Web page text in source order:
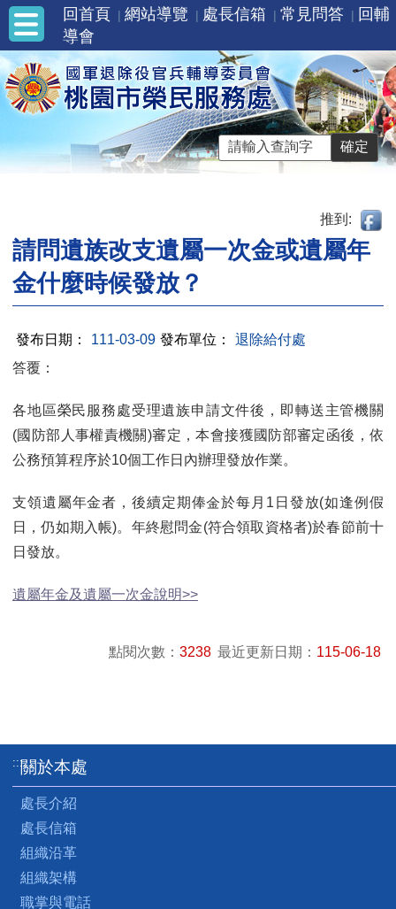
回首頁 網站導覽 處長信箱 常見問答
回輔
導會
推到:
請問遺族改支遺屬一次金或遺屬年
金什麼時候發放？
發布日期： 111-03-09 發布單位：
退除給付處
答覆：
各地區榮民服務處受理遺族申請文件後，即轉送主管機關
(國防部人事權責機關)審定，本會接獲國防部審定函後，依
公務預算程序於10個工作日內辦理發放作業。
支領遺屬年金者，後續定期俸金於每月1日發放(如逢例假
日，仍如期入帳)。年終慰問金(符合領取資格者)於春節前十
日發放。
遺屬年金及遺屬一次金說明>>
點閱次數： 3238 最近更新日期： 115-06-18
:::關於本處
處長介紹
處長信箱
組織沿革
組織架構
職掌與電話